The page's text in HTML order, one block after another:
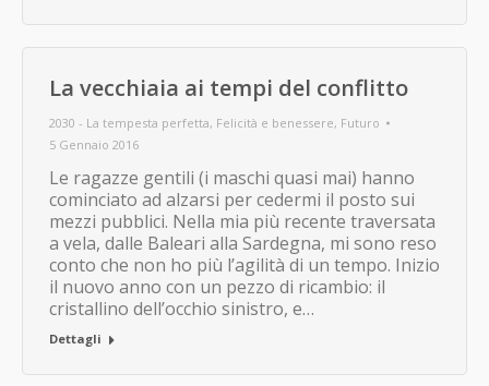
La vecchiaia ai tempi del conflitto
2030 - La tempesta perfetta, Felicità e benessere, Futuro
5 Gennaio 2016
Le ragazze gentili (i maschi quasi mai) hanno
cominciato ad alzarsi per cedermi il posto sui
mezzi pubblici. Nella mia più recente traversata
a vela, dalle Baleari alla Sardegna, mi sono reso
conto che non ho più l’agilità di un tempo. Inizio
il nuovo anno con un pezzo di ricambio: il
cristallino dell’occhio sinistro, e…
Dettagli